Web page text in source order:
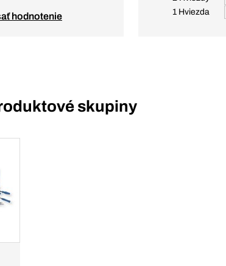
hodnotenie
1 Hviezda
skupiny